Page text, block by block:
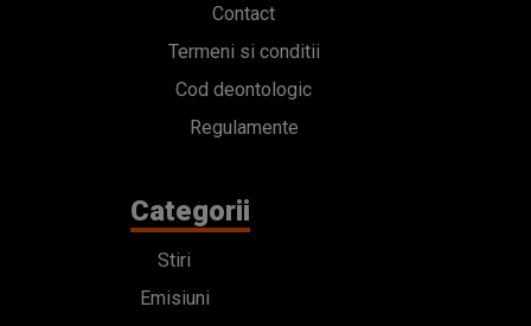
Contact
Termeni si conditii
Cod deontologic
Regulamente
Categorii
Stiri
Emisiuni